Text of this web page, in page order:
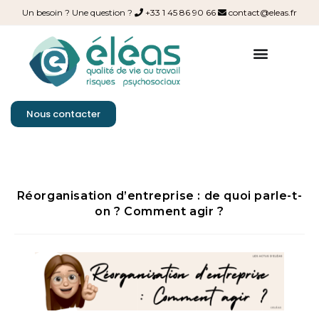
Un besoin ? Une question ? +33 1 45 86 90 66 contact@eleas.fr
Nous contacter
Réorganisation d’entreprise : de quoi parle-t-
on ? Comment agir ?